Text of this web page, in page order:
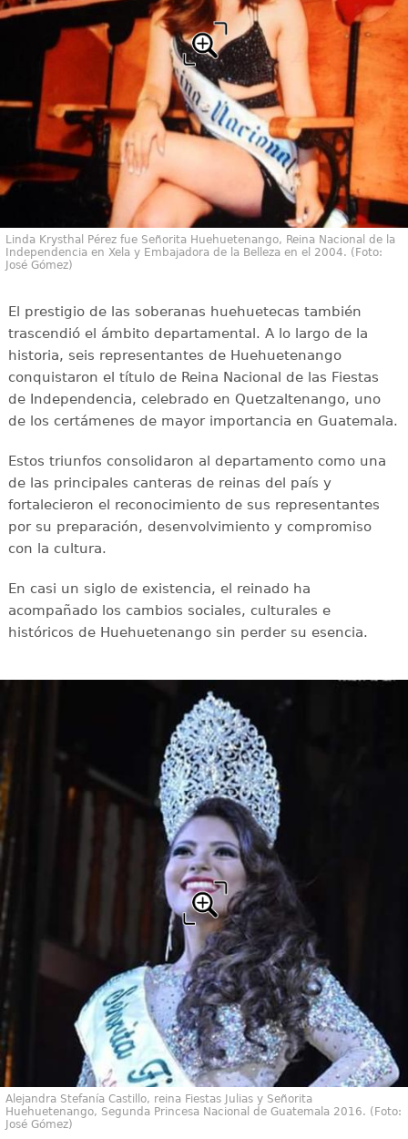
Linda Krysthal Pérez fue Señorita Huehuetenango, Reina Nacional de la
Independencia en Xela y Embajadora de la Belleza en el 2004. (Foto:
José Gómez)
El prestigio de las soberanas huehuetecas también
trascendió el ámbito departamental. A lo largo de la
historia, seis representantes de Huehuetenango
conquistaron el título de Reina Nacional de las Fiestas
de Independencia, celebrado en Quetzaltenango, uno
de los certámenes de mayor importancia en Guatemala.
Estos triunfos consolidaron al departamento como una
de las principales canteras de reinas del país y
fortalecieron el reconocimiento de sus representantes
por su preparación, desenvolvimiento y compromiso
con la cultura.
En casi un siglo de existencia, el reinado ha
acompañado los cambios sociales, culturales e
históricos de Huehuetenango sin perder su esencia.
Alejandra Stefanía Castillo, reina Fiestas Julias y Señorita
Huehuetenango, Segunda Princesa Nacional de Guatemala 2016. (Foto:
José Gómez)